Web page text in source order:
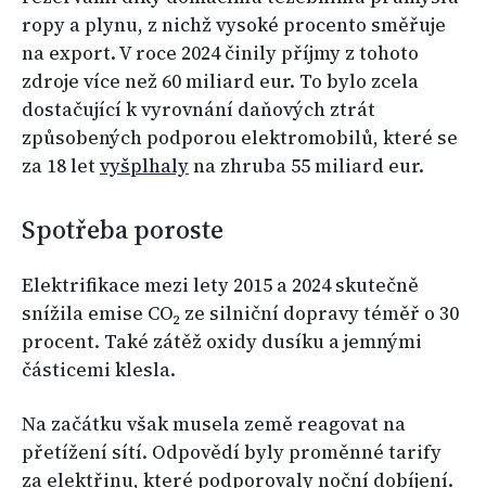
ropy a plynu, z nichž vysoké procento směřuje
na export. V roce 2024 činily příjmy z tohoto
zdroje více než 60 miliard eur. To bylo zcela
dostačující k vyrovnání daňových ztrát
způsobených podporou elektromobilů, které se
za 18 let vyšplhalyna zhruba 55 miliard eur.
Spotřeba poroste
Elektrifikace mezi lety 2015 a 2024 skutečně
snížila emise CO₂ ze silniční dopravy téměř o 30
procent. Také zátěž oxidy dusíku a jemnými
částicemi klesla.
Na začátku však musela země reagovat na
přetížení sítí. Odpovědí byly proměnné tarify
za elektřinu, které podporovaly noční dobíjení.